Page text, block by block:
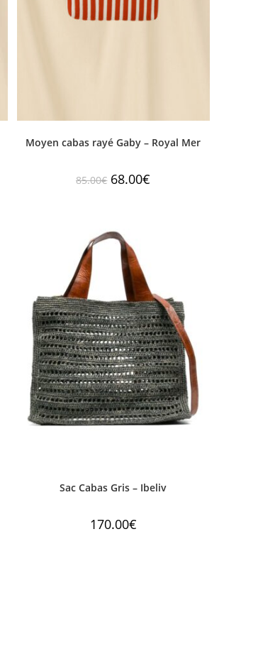
Moyen cabas rayé Gaby – Royal Mer
85.00€ 68.00€
Sac Cabas Gris – Ibeliv
170.00€